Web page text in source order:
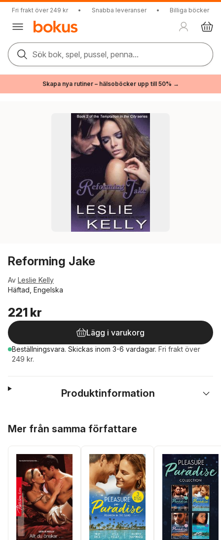
Fri frakt över 249 kr • Snabba leveranser • Billiga böcker
Sök bok, spel, pussel, penna...
Skapa nya rutiner – hälsoböcker upp till 50% →
Reforming Jake
Av Leslie Kelly
Häftad, Engelska
221 kr
Lägg i varukorg
Beställningsvara. Skickas inom 3-6 vardagar. Fri frakt över
249 kr.
Produktinformation
Mer från samma författare